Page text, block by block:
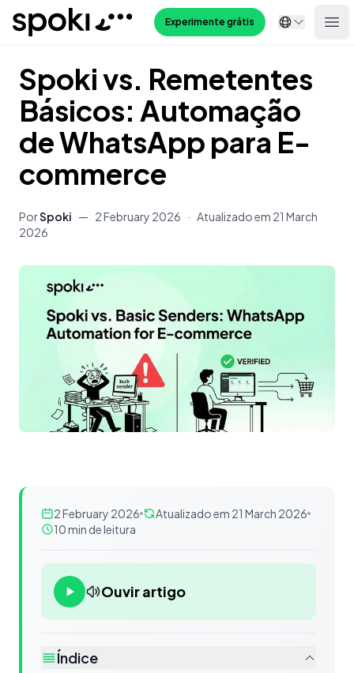
Spoki Experimente grátis
Spoki vs. Remetentes
Básicos: Automação
de WhatsApp para E-
commerce
PorSpoki — 2 February 2026 · Atualizado em 21 March
2026
Conteúdo
2 February 2026
Atualizado em 21 March 2026
10 min de leitura
Ouvir artigo
Índice